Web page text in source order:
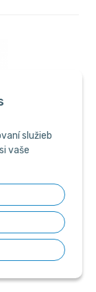
služieb
vaše
šťave, losos a
šťave a tuniak